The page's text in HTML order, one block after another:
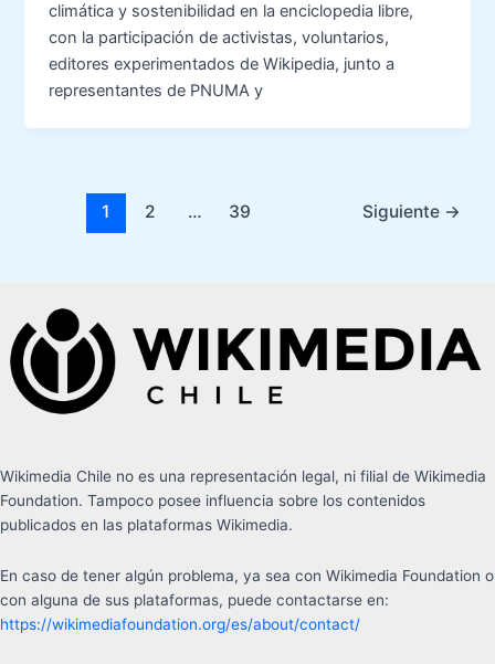
climática y sostenibilidad en la enciclopedia libre,
con la participación de activistas, voluntarios,
editores experimentados de Wikipedia, junto a
representantes de PNUMA y
1 2 … 39 Siguiente →
Wikimedia Chile no es una representación legal, ni filial de Wikimedia
Foundation. Tampoco posee influencia sobre los contenidos
publicados en las plataformas Wikimedia.
En caso de tener algún problema, ya sea con Wikimedia Foundation o
con alguna de sus plataformas, puede contactarse en:
https://wikimediafoundation.org/es/about/contact/